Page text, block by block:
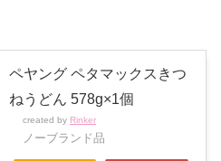
ペヤング ペタマックスきつ
ねうどん 578g×1個
created by Rinker
ノーブランド品